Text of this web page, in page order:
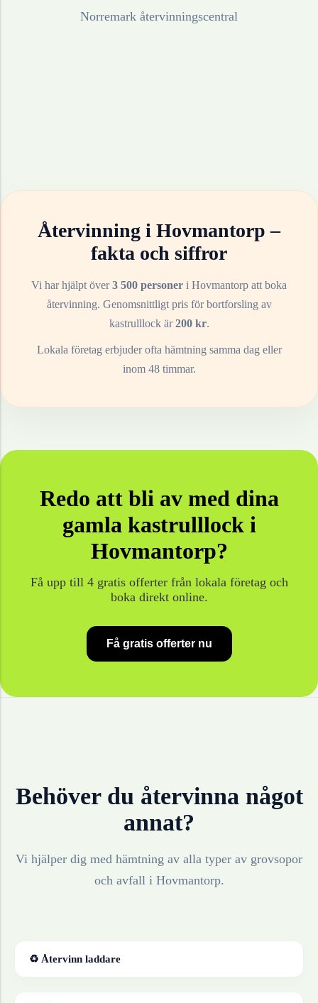
Norremark återvinningscentral
Återvinning i Hovmantorp –
fakta och siffror
Vi har hjälpt över3 500 personer i Hovmantorp att boka
återvinning. Genomsnittligt pris för bortforsling av
kastrulllockär200kr.
Lokala företag erbjuder ofta hämtning samma dag eller
inom 48 timmar.
Redo att bli av med dina
gamla kastrulllocki
Hovmantorp?
Få upp till 4 gratis offerter från lokala företag och
boka direkt online.
Få gratis offerter nu
Behöver du återvinna något
annat?
Vi hjälper dig med hämtning av alla typer av grovsopor
och avfall i Hovmantorp.
♻ Återvinn laddare